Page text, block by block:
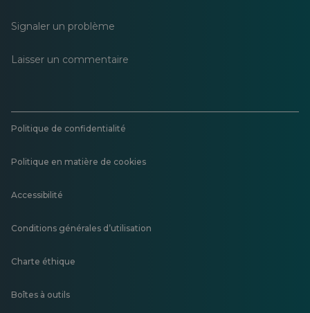
Signaler un problème
Laisser un commentaire
Politique de confidentialité
Politique en matière de cookies
Accessibilité
Conditions générales d’utilisation
Charte éthique
Boîtes à outils